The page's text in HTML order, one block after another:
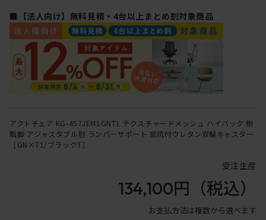
■【法人向け】無料見積・4台以上まとめ割対象商品
アクトチェア KG-457JEM1GNT1 テクスチャードメッシュ ハイバック 樹
脂脚 アジャスタブル肘 ランバーサポート 抵抗付ウレタン双輪キャスター
［GN×T1/ブラックT］
受注生産
134,100円 （税込）
お支払方法は複数から選べます